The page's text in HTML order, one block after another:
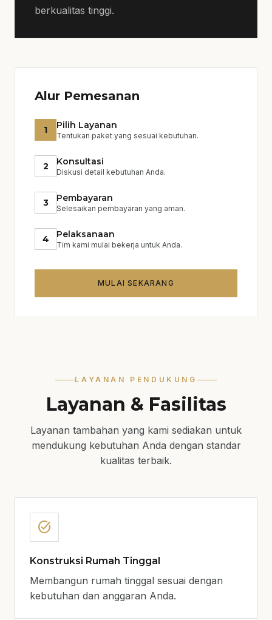
sehingga Anda mendapatkan hasil yang
yang masih berdekatan,general contractor
ukuran, desain, dan jadwal.
berkualitas tinggi.
Alur Pemesanan
1 Pilih Layanan
Tentukan paket yang sesuai kebutuhan.
2 Konsultasi
Diskusi detail kebutuhan Anda.
3 Pembayaran
Selesaikan pembayaran yang aman.
4 Pelaksanaan
Tim kami mulai bekerja untuk Anda.
MULAI SEKARANG
LAYANAN PENDUKUNG
Layanan & Fasilitas
Layanan tambahan yang kami sediakan untuk
mendukung kebutuhan Anda dengan standar
kualitas terbaik.
task_alt
Konstruksi Rumah Tinggal
Membangun rumah tinggal sesuai dengan
kebutuhan dan anggaran Anda.